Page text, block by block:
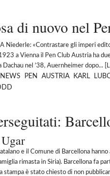
di nuovo nel
Niederle: «Contrastare gli imperi
a Vienna il Pen Club Austria ha
nel ’38, Auernheimer dopo... [
NEWS PEN AUSTRIA KARL
e il Comune di Barcellona
rimasta in Siria). Barcellona fa
è stato chiesto di non